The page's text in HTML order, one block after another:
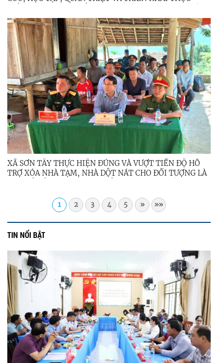
HÀNH TRUNG ƯƠNG ĐẢNG KHÓA XIV
XÃ SƠN TÂY THỰC HIỆN ĐÚNG VÀ VƯỢT TIẾN ĐỘ HỖ
TRỢ XÓA NHÀ TẠM, NHÀ DỘT NÁT CHO ĐỐI TƯỢNG LÀ
1 2 3 4 5 » »»
TIN NỔI BẬT